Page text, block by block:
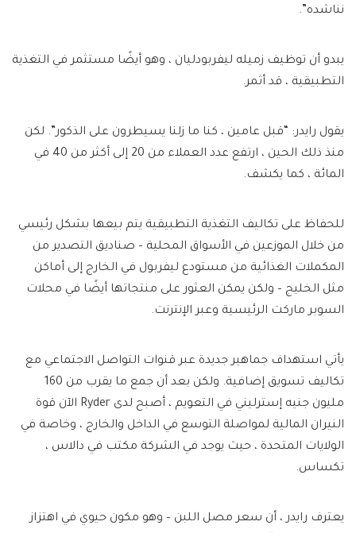
نناشده”.
يبدو أن توظيف زميله ليفربودليان ، وهو أيضًا مستثمر في التغذية
التطبيقية ، قد أثمر.
يقول رايدر: “قبل عامين ، كنا ما زلنا يسيطرون على الذكور”. لكن
منذ ذلك الحين ، ارتفع عدد العملاء من 20 إلى أكثر من 40 في
المائة ، كما يكشف.
للحفاظ على تكاليف التغذية التطبيقية يتم بيعها بشكل رئيسي
من خلال الموزعين في الأسواق المحلية – صناديق التصدير من
المكملات الغذائية من مستودع ليفربول في الخارج إلى أماكن
مثل الخليج – ولكن يمكن العثور على منتجاتها أيضًا في محلات
السوبر ماركت الرئيسية وعبر الإنترنت.
يأتي استهداف جماهير جديدة عبر قنوات التواصل الاجتماعي مع
تكاليف تسويق إضافية. ولكن بعد أن جمع ما يقرب من 160
مليون جنيه إسترليني في التعويم ، أصبح لدى Ryder الآن قوة
النيران المالية لمواصلة التوسع في الداخل والخارج ، وخاصة في
الولايات المتحدة ، حيث يوجد في الشركة مكتب في دالاس ،
تكساس.
يعترف رايدر ، أن سعر مصل اللبن – وهو مكون حيوي في اهتزاز